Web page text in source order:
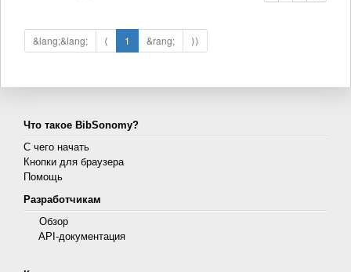
&lang;&lang; ⟨ 1 &rang; ⟩⟩
Что такое BibSonomy?
С чего начать
Кнопки для браузера
Помощь
Разработчикам
Обзор
API-документация